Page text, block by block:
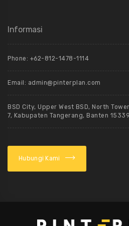
Informasi
Phone: +62-812-1478-1114
Email: admin@pinterplan.com
BSD City, Upper West BSD, North
7, Kabupaten Tangerang, Banten 15339
Hubungi Kami